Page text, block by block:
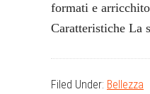
formati e
Caratteristiche
Filed Under: Bellezza